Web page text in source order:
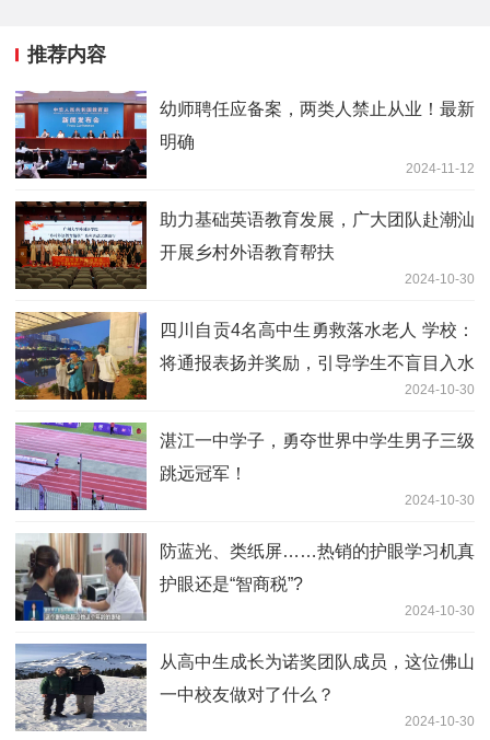
推荐内容
幼师聘任应备案，两类人禁止从业！最新
明确
2024-11-12
助力基础英语教育发展，广大团队赴潮汕
开展乡村外语教育帮扶
2024-10-30
四川自贡4名高中生勇救落水老人 学校：
将通报表扬并奖励，引导学生不盲目入水
2024-10-30
湛江一中学子，勇夺世界中学生男子三级
跳远冠军！
2024-10-30
防蓝光、类纸屏……热销的护眼学习机真
护眼还是“智商税”?
2024-10-30
从高中生成长为诺奖团队成员，这位佛山
一中校友做对了什么？
2024-10-30